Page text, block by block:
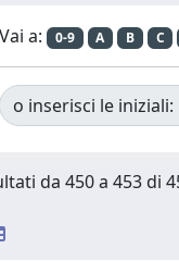
Vai a: 0-9 A B C
o inserisci le iniziali:
da 450 a 453 di